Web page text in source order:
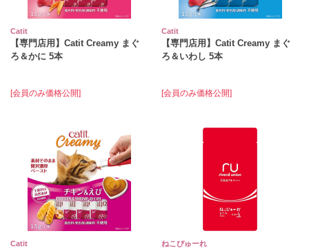
Catit
【専門店用】Catit Creamy まぐ
ろ＆かに 5本
[会員のみ価格公開]
Catit
【専門店用】Catit Creamy まぐ
ろ＆いわし 5本
[会員のみ価格公開]
Catit ねこぴゅーれ